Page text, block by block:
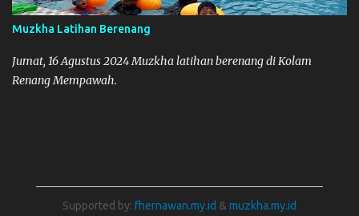
Muzkha Latihan Berenang
Jumat, 16 Agustus 2024 Muzkha latihan berenang di Kolam
Renang Mempawah.
Supported by: fhernawan.my.id & muzkha.my.id